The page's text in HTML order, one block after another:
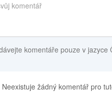
komentáře pouze v jazyce
Neexistuje žádný komentář pro